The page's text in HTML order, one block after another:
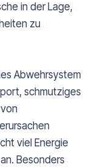
in der Lage,
zu
Abwehrsystem
schmutziges
viel Energie
Besonders